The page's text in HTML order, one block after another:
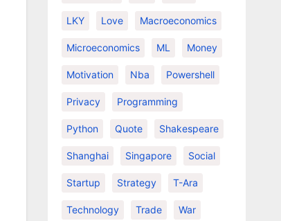
LKY Love Macroeconomics
Microeconomics ML Money
Motivation Nba Powershell
Privacy Programming
Python Quote Shakespeare
Shanghai Singapore Social
Startup Strategy T-Ara
Technology Trade War